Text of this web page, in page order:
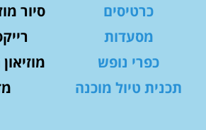
כרטיסים
מסעדות
כפרי נופש
תכנית טיול מוכנה
סיור